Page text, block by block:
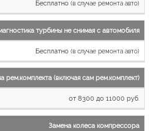
Бесплатно (в случае ремонта авто)
турбины не снимая с автомобиля
Бесплатно (в случае ремонта авто)
рем.комплекта (включая сам рем.комплект)
от 8300 до 11000 руб.
Замена колеса компрессора